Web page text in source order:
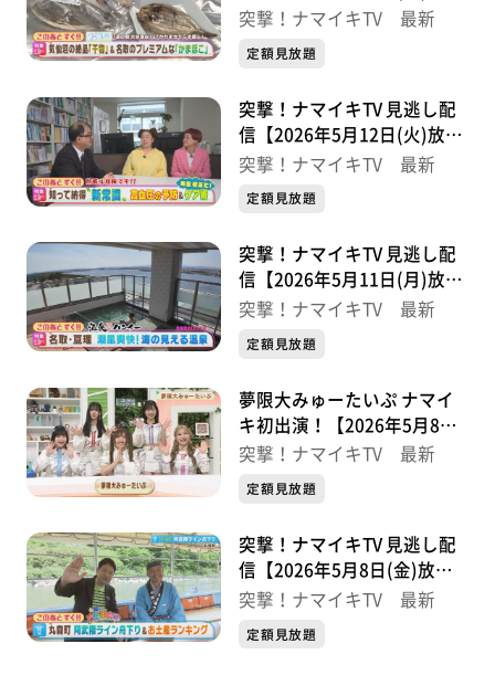
分】
突撃！ナマイキTV 最新
定額見放題
突撃！ナマイキTV 見逃し配
信【2026年5月12日(火)放送
分】
突撃！ナマイキTV 最新
定額見放題
突撃！ナマイキTV 見逃し配
信【2026年5月11日(月)放送
分】
突撃！ナマイキTV 最新
定額見放題
夢限大みゅーたいぷ ナマイ
キ初出演！【2026年5月8日
(金)放送分】
突撃！ナマイキTV 最新
定額見放題
突撃！ナマイキTV 見逃し配
信【2026年5月8日(金)放送
分】
突撃！ナマイキTV 最新
定額見放題